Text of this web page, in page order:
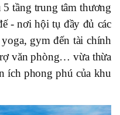
tầng trung tâm thương
- nơi hội tụ đầy đủ các
gym đến tài chính
văn phòng… vừa thừa
ích phong phú của khu